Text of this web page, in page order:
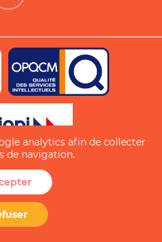
qualité a été
de la catégorie
analytics afin de collecter
de navigation.